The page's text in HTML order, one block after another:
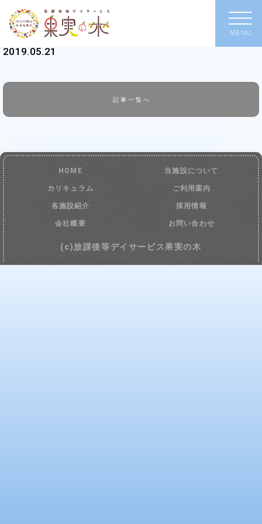
2019.05.21
記事一覧へ
HOME 当施設について
カリキュラム ご利用案内
各施設紹介 採用情報
会社概要 お問い合わせ
(c)放課後等デイサービス果実の木